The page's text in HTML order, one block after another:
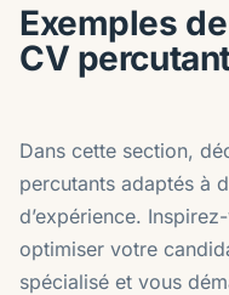
Exemples
CV
Dans cette section,
percutants adaptés à
d’expérience.
optimiser votre
spécialisé et vous